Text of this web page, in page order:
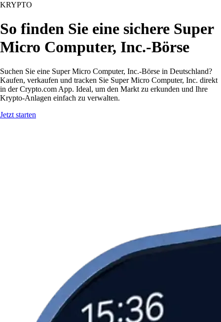
KRYPTO
So finden Sie eine sichere Super
Micro Computer, Inc.-Börse
Suchen Sie eine Super Micro Computer, Inc.-Börse in Deutschland?
Kaufen, verkaufen und tracken Sie Super Micro Computer, Inc. direkt
in der Crypto.com App. Ideal, um den Markt zu erkunden und Ihre
Krypto-Anlagen einfach zu verwalten.
Jetzt starten